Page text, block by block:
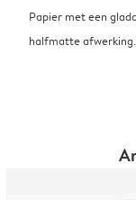
Papier met een
halfmatte